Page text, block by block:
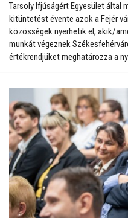
Tarsoly Ifjúságért Egyesület által
kitüntetést évente azok a Fejér
közösségek nyerhetik el, akik/
munkát végeznek
értékrendjüket meghatározza a